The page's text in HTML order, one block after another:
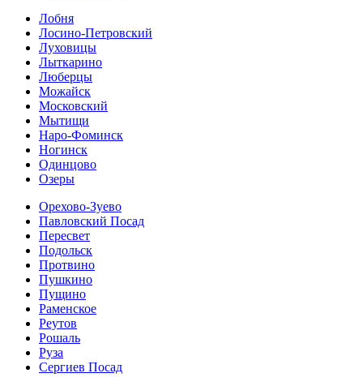
Лобня
Лосино-Петровский
Луховицы
Лыткарино
Люберцы
Можайск
Московский
Мытищи
Наро-Фоминск
Ногинск
Одинцово
Озеры
Орехово-Зуево
Павловский Посад
Пересвет
Подольск
Протвино
Пушкино
Пущино
Раменское
Реутов
Рошаль
Руза
Сергиев Посад